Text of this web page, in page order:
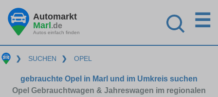
Automarkt
Marl.de
Autos einfach finden
☰
❯ SUCHEN ❯ OPEL
gebrauchte Opel in Marl und im Umkreis suchen
Opel Gebrauchtwagen & Jahreswagen im regionalen